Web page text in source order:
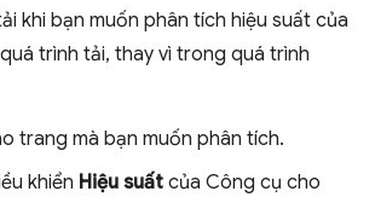
khi bạn muốn phân tích hiệu suất của
trình tải, thay vì trong quá trình
trang mà bạn muốn phân tích.
khiển Hiệu suất của Công cụ cho